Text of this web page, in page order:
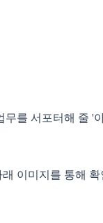
무를 서포터해 줄 '
이미지를 통해